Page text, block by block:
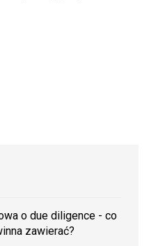
o due diligence - co
zawierać?